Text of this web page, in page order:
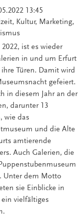
13:45
Kultur, Marketing,
ist es wieder
in und um Erfurt
Türen. Damit wird
gefeiert.
in diesem Jahr an der
darunter 13
wie das
und die Alte
amtierende
Auch Galerien, die
Unter dem Motto
sie Einblicke in
vielfältiges